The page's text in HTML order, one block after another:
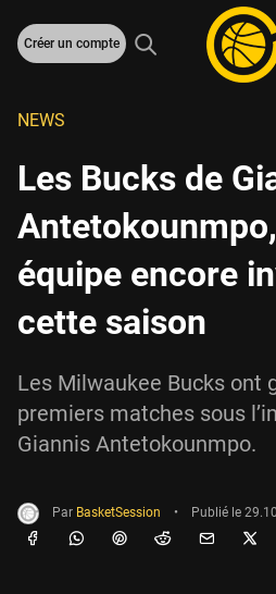
Créer un compte
NEWS
Les Bucks de
équipe encore
cette saison
Les Milwaukee Bucks ont
premiers matches sous
Giannis Antetokounmpo.
Par BasketSession • Publié le